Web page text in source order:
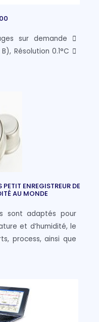
sur demande 
Résolution 0.1°C 
ENREGISTREUR DE
AU MONDE
sont adaptés pour
et d’humidité, le
process, ainsi que